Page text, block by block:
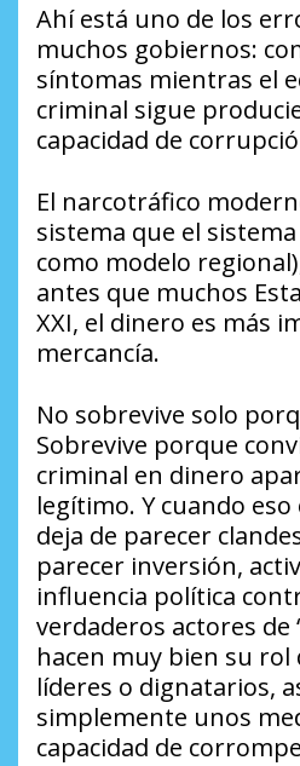
Ahí está uno de los
muchos gobiernos:
síntomas mientras el
criminal sigue
capacidad de
El narcotráfico
sistema que el
como modelo
antes que muchos
XXI, el dinero es más
mercancía.
No sobrevive solo
Sobrevive porque
criminal en dinero
legítimo. Y cuando
deja de parecer
parecer inversión,
influencia política
verdaderos actores de
hacen muy bien su rol
líderes o dignatarios,
simplemente unos
capacidad de